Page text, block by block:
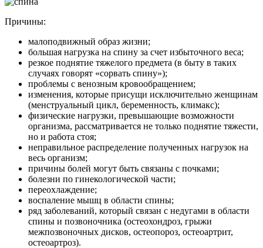
Причины:
малоподвижный образ жизни;
большая нагрузка на спину за счет избыточного веса;
резкое поднятие тяжелого предмета (в быту в таких
случаях говорят «сорвать спину»);
проблемы с венозным кровообращением;
изменения, которые присущи исключительно женщинам
(менструальный цикл, беременность, климакс);
физические нагрузки, превышающие возможности
организма, рассматривается не только поднятие тяжести,
но и работа стоя;
неправильное распределение полученных нагрузок на
весь организм;
причины болей могут быть связаны с почками;
болезни по гинекологической части;
переохлаждение;
воспаление мышц в области спины;
ряд заболеваний, который связан с недугами в области
спины и позвоночника (остеохондроз, грыжи
межпозвоночных дисков, остеопороз, остеоартрит,
остеоартроз).